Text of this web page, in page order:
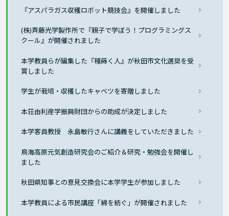
『アスパラガス収穫ロボット競技会』を開催しました
(株)斉藤光学製作所で『親子で学ぼう！プログラミングス
クール』が開催されました
本学教員らが編集した『種蒔く人』が秋田市文化選奨を受
賞しました
学生が栽培・収穫したキャベツを寄贈しました
本荘由利産学振興財団からの助成が決定しました
本学客員教授 永島敏行さんに講義をしていただきました
鳥海高原元気創造研究会のご紹介＆研究・勉強会を開催し
ました
秋田県知事との意見交換会に本学学生が参加しました
本学教員による市民講座「綿を紡ぐ」が開催されました